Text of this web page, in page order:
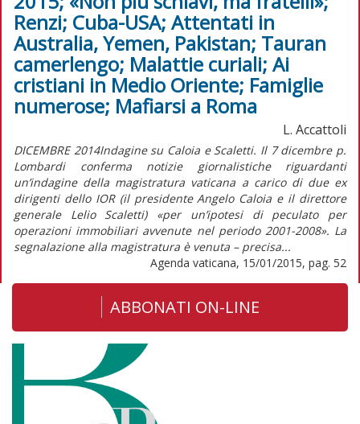
Renzi; Cuba-USA; Attentati in
Australia, Yemen, Pakistan; Tauran
camerlengo; Malattie curiali; Ai
cristiani in Medio Oriente; Famiglie
numerose; Mafiarsi a Roma
L. Accattoli
DICEMBRE 2014Indagine su Caloia e Scaletti. Il 7 dicembre p.
Lombardi conferma notizie giornalistiche riguardanti
un’indagine della magistratura vaticana a carico di due ex
dirigenti dello IOR (il presidente Angelo Caloia e il direttore
generale Lelio Scaletti) «per un’ipotesi di peculato per
operazioni immobiliari avvenute nel periodo 2001-2008». La
segnalazione alla magistratura è venuta – precisa...
Agenda vaticana, 15/01/2015, pag. 52
ABBONATI ON-LINE